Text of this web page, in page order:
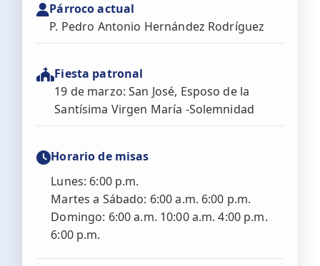
Párroco actual
P. Pedro Antonio Hernández Rodríguez
Fiesta patronal
19 de marzo: San José, Esposo de la
Santísima Virgen María -Solemnidad
Horario de misas
Lunes: 6:00 p.m.
Martes a Sábado: 6:00 a.m. 6:00 p.m.
Domingo: 6:00 a.m. 10:00 a.m. 4:00 p.m.
6:00 p.m.